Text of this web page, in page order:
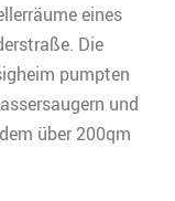
eines
Die
pumpten
und
über 200qm